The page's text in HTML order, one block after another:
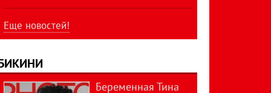
Еще новостей!
Беременная Тина